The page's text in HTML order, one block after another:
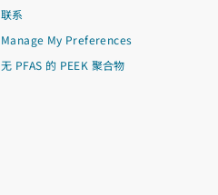
联系
Manage My Preferences
无 PFAS 的 PEEK 聚合物